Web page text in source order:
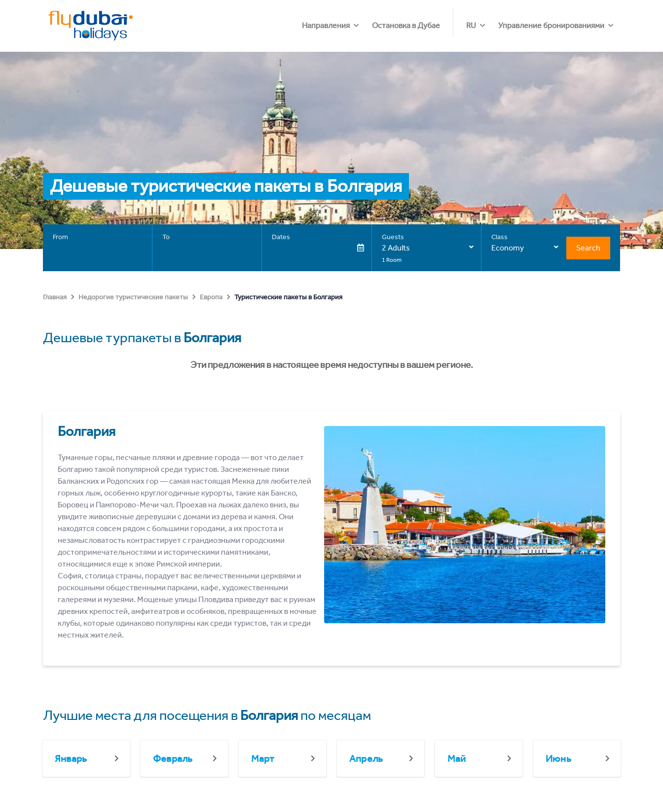
Направления Остановка в Дубае RU Управление бронированиями
Дешевые туристические пакеты в Болгария
From To Dates Guests
2 Adults
1 Room
Class
Economy Search
Главная Недорогие туристические пакеты Европа Туристические пакеты в Болгария
Дешевые турпакеты в Болгария
Эти предложения в настоящее время недоступны в вашем регионе.
Болгария
Туманные горы, песчаные пляжи и древние города ― вот что делает
Болгарию такой популярной среди туристов. Заснеженные пики
Балканских и Родопских гор ― самая настоящая Мекка для любителей
горных лыж, особенно круглогодичные курорты, такие как Банско,
Боровец и Пампорово-Мечи чал. Проехав на лыжах далеко вниз, вы
увидите живописные деревушки с домами из дерева и камня. Они
находятся совсем рядом с большими городами, а их простота и
незамысловатость контрастирует с грандиозными городскими
достопримечательностями и историческими памятниками,
относящимися еще к эпохе Римской империи.
София, столица страны, порадует вас величественными церквями и
роскошными общественными парками, кафе, художественными
галереями и музеями. Мощеные улицы Пловдива приведут вас к руинам
древних крепостей, амфитеатров и особняков, превращенных в ночные
клубы, которые одинаково популярны как среди туристов, так и среди
местных жителей.
Лучшие места для посещения в Болгарияпо месяцам
Январь Февраль Март Апрель Май Июнь